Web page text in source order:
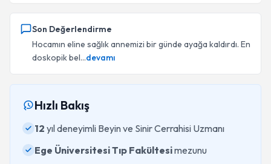
Son Değerlendirme
Hocamın eline sağlık annemizi bir günde ayağa kaldırdı. En
doskopik bel...devamı
Hızlı Bakış
12 yıl deneyimli Beyin ve Sinir Cerrahisi Uzmanı
Ege Üniversitesi Tıp Fakültesimezunu